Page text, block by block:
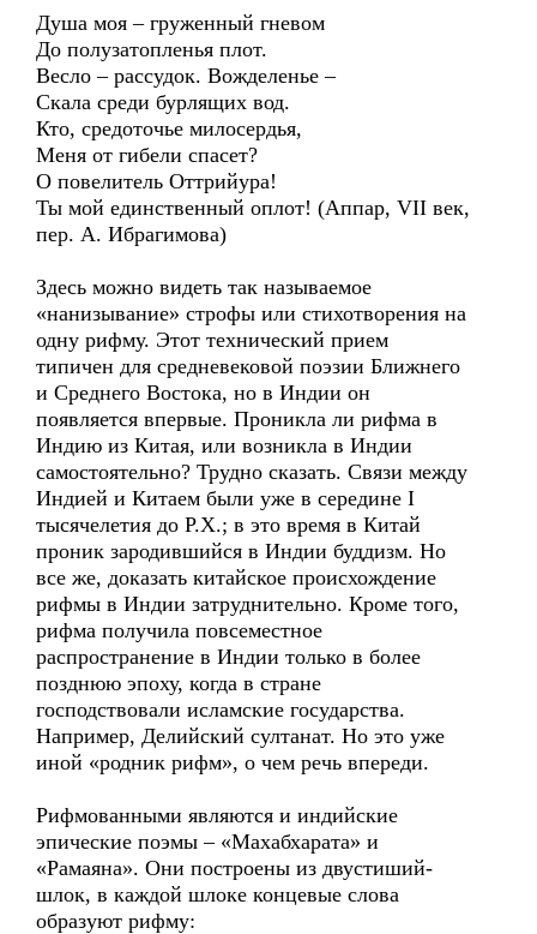
Душа моя – груженный гневом
До полузатопленья плот.
Весло – рассудок. Вожделенье –
Скала среди бурлящих вод.
Кто, средоточье милосердья,
Меня от гибели спасет?
О повелитель Оттрийура!
Ты мой единственный оплот! (Аппар, VII век,
пер. А. Ибрагимова)
Здесь можно видеть так называемое
«нанизывание» строфы или стихотворения на
одну рифму. Этот технический прием
типичен для средневековой поэзии Ближнего
и Среднего Востока, но в Индии он
появляется впервые. Проникла ли рифма в
Индию из Китая, или возникла в Индии
самостоятельно? Трудно сказать. Связи между
Индией и Китаем были уже в середине I
тысячелетия до Р.Х.; в это время в Китай
проник зародившийся в Индии буддизм. Но
все же, доказать китайское происхождение
рифмы в Индии затруднительно. Кроме того,
рифма получила повсеместное
распространение в Индии только в более
позднюю эпоху, когда в стране
господствовали исламские государства.
Например, Делийский султанат. Но это уже
иной «родник рифм», о чем речь впереди.
Рифмованными являются и индийские
эпические поэмы – «Махабхарата» и
«Рамаяна». Они построены из двустиший-
шлок, в каждой шлоке концевые слова
образуют рифму: